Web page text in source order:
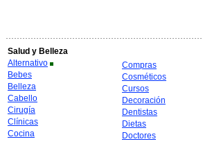
Salud y Belleza
Alternativo
Bebes
Belleza
Cabello
Cirugía
Clínicas
Cocina
Compras
Cosméticos
Cursos
Decoración
Dentistas
Dietas
Doctores